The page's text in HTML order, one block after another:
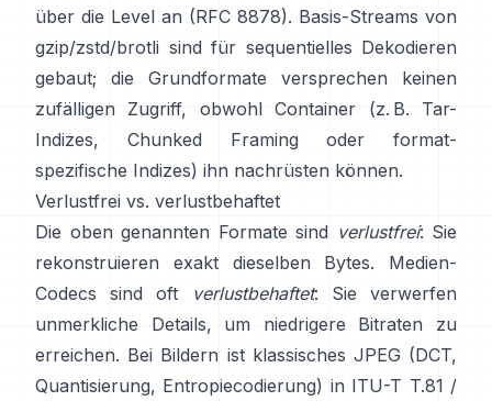
über die Level an (RFC 8878). Basis-Streams von
gzip/zstd/brotli sind für sequentielles Dekodieren
gebaut; die Grundformate
versprechen keinen
zufälligen Zugriff, obwohl Container (z. B. Tar-
Indizes, Chunked Framing oder format-
spezifische Indizes) ihn nachrüsten können.
Verlustfrei vs. verlustbehaftet
Die oben genannten Formate sind verlustfrei: Sie
rekonstruieren exakt dieselben Bytes. Medien-
Codecs sind oft
verlustbehaftet: Sie verwerfen
unmerkliche Details, um niedrigere Bitraten zu
erreichen. Bei Bildern ist klassisches JPEG (DCT,
Quantisierung, Entropiecodierung) in ITU-T T.81 /